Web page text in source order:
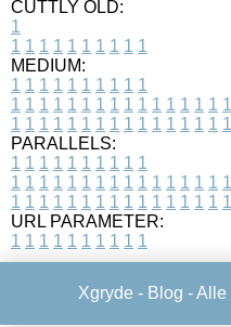
CUTTLY OLD:
1
1 1 1 1 1 1 1 1 1 1
MEDIUM:
1 1 1 1 1 1 1 1 1 1
1 1 1 1 1 1 1 1 1 1 1 1 1 1 1 1
1 1 1 1 1 1 1 1 1 1 1 1 1 1 1 1
PARALLELS:
1 1 1 1 1 1 1 1 1 1
1 1 1 1 1 1 1 1 1 1 1 1 1 1 1 1
1 1 1 1 1 1 1 1 1 1 1 1 1 1 1 1
URL PARAMETER:
1 1 1 1 1 1 1 1 1 1
Xgryde - Blog - Alle